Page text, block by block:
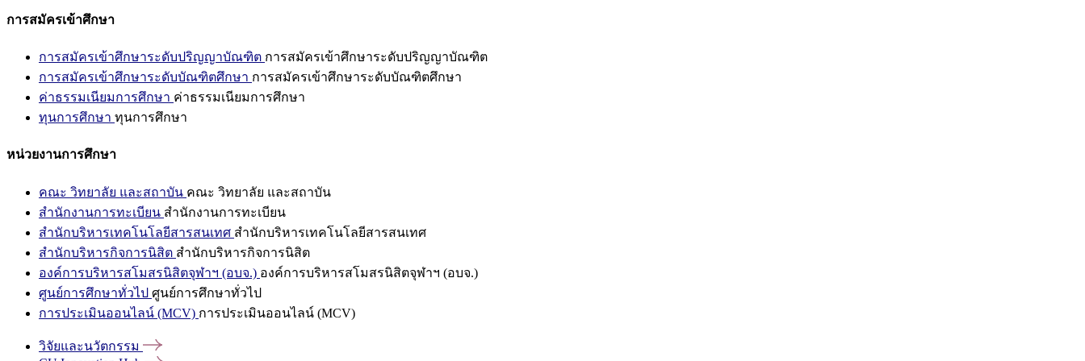
การสมัครเข้าศึกษา
การสมัครเข้าศึกษาระดับปริญญาบัณฑิต การสมัครเข้าศึกษาระดับปริญญาบัณฑิต
การสมัครเข้าศึกษาระดับบัณฑิตศึกษา การสมัครเข้าศึกษาระดับบัณฑิตศึกษา
ค่าธรรมเนียมการศึกษา ค่าธรรมเนียมการศึกษา
ทุนการศึกษา ทุนการศึกษา
หน่วยงานการศึกษา
คณะ วิทยาลัย และสถาบัน คณะ วิทยาลัย และสถาบัน
สำนักงานการทะเบียน สำนักงานการทะเบียน
สำนักบริหารเทคโนโลยีสารสนเทศ สำนักบริหารเทคโนโลยีสารสนเทศ
สำนักบริหารกิจการนิสิต สำนักบริหารกิจการนิสิต
องค์การบริหารสโมสรนิสิตจุฬาฯ (อบจ.) องค์การบริหารสโมสรนิสิตจุฬาฯ (อบจ.)
ศูนย์การศึกษาทั่วไป ศูนย์การศึกษาทั่วไป
การประเมินออนไลน์ (MCV) การประเมินออนไลน์ (MCV)
วิจัยและนวัตกรรม